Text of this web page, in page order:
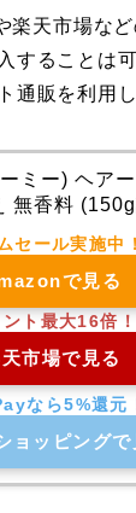
楽天市場な
することは
通販を利用し
ミー) ヘア
無香料
で見る
市場で見る
ョッピングで